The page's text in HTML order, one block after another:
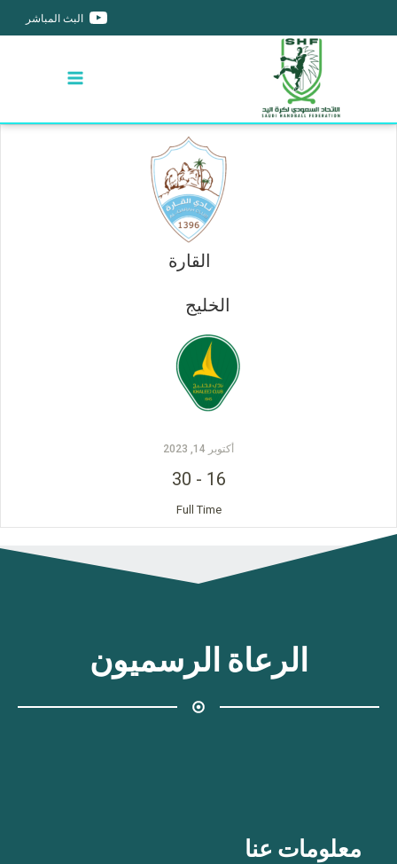
البث المباشر
القارة
الخليج
أكتوبر 14, 2023
16
-
30
Full Time
الرعاة الرسميون
معلومات عنا